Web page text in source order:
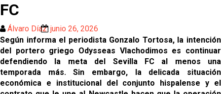
El Sevilla FC plantea ampliar hasta cinco fichajes
más antes del cierre
Djibril Sow pone rumbo a Italia para firmar su nuevo
contrato con el Genoa
FC
Álvaro Díaz junio 26, 2026
Según informa el periodista Gonzalo Tortosa, la intención
del portero griego Odysseas Vlachodimos es continuar
defendiendo la meta del Sevilla FC al menos una
temporada más. Sin embargo, la delicada situación
económica e institucional del conjunto hispalense y el